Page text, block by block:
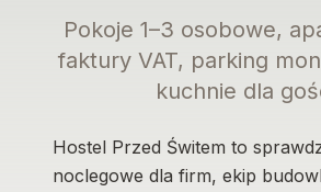
Pokoje 1–3 osobowe,
faktury VAT, parking
kuchnie dla
Hostel Przed Świtem to
noclegowe dla firm, ekip